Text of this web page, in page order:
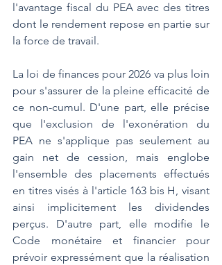
l'avantage fiscal du PEA avec des titres
dont le rendement repose en partie sur
la force de travail.
La loi de finances pour 2026 va plus loin
pour s'assurer de la pleine efficacité de
ce non-cumul. D'une part, elle précise
que l'exclusion de l'exonération du
PEA ne s'applique pas seulement au
gain net de cession, mais englobe
l'ensemble des placements effectués
en titres visés à l'article 163 bis H, visant
ainsi implicitement les dividendes
perçus. D'autre part, elle modifie le
Code monétaire et financier pour
prévoir expressément que la réalisation